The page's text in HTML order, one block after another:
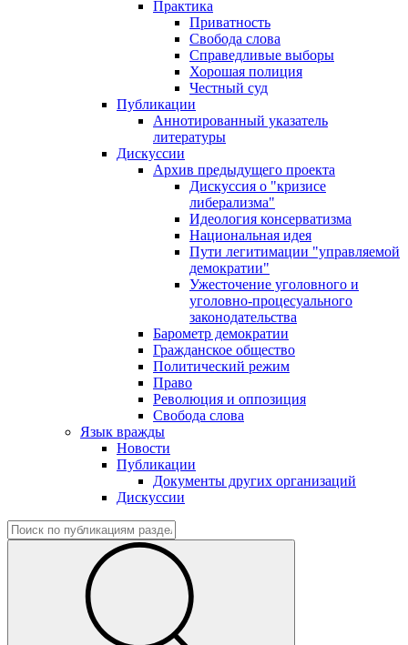
Практика
Приватность
Свобода слова
Справедливые выборы
Хорошая полиция
Честный суд
Публикации
Аннотированный указатель
литературы
Дискуссии
Архив предыдущего проекта
Дискуссия о "кризисе
либерализма"
Идеология консерватизма
Национальная идея
Пути легитимации "управляемой
демократии"
Ужесточение уголовного и
уголовно-процесуального
законодательства
Барометр демократии
Гражданское общество
Политический режим
Право
Революция и оппозиция
Свобода слова
Язык вражды
Новости
Публикации
Документы других организаций
Дискуссии